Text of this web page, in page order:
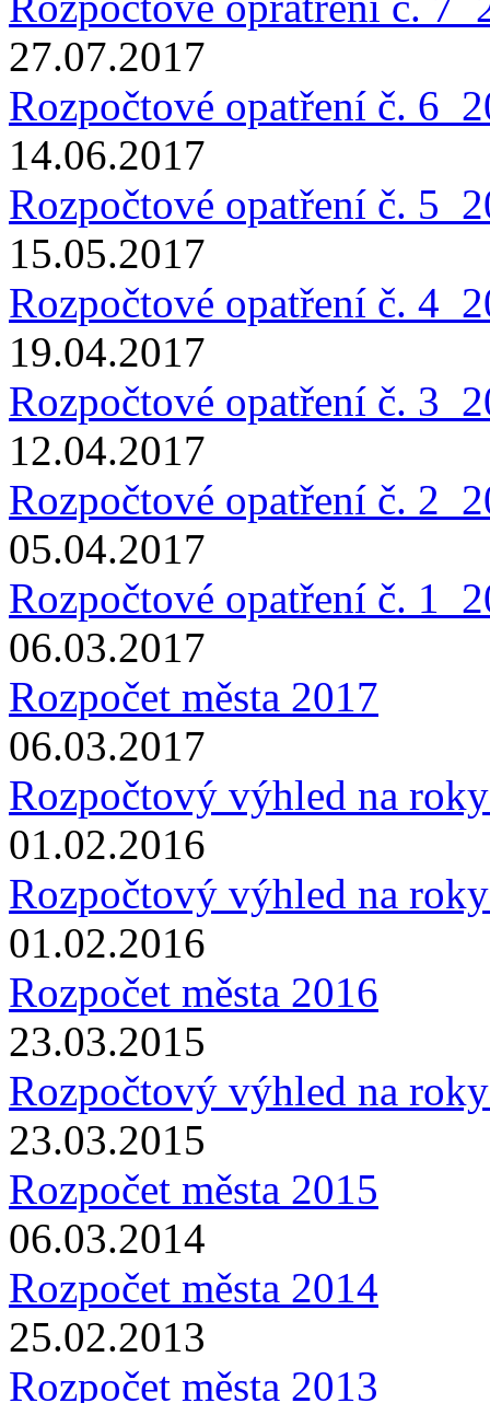
27.07.2017
Rozpočtové opatření č.
14.06.2017
Rozpočtové opatření č.
15.05.2017
Rozpočtové opatření č.
19.04.2017
Rozpočtové opatření č.
12.04.2017
Rozpočtové opatření č.
05.04.2017
Rozpočtové opatření č.
06.03.2017
Rozpočet města 2017
06.03.2017
Rozpočtový výhled na
01.02.2016
Rozpočtový výhled na
01.02.2016
Rozpočet města 2016
23.03.2015
Rozpočtový výhled na
23.03.2015
Rozpočet města 2015
06.03.2014
Rozpočet města 2014
25.02.2013
Rozpočet města 2013